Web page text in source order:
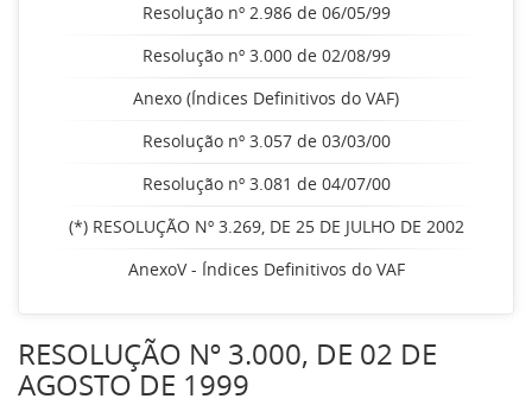
Resolução nº 2.986 de 06/05/99
Resolução nº 3.000 de 02/08/99
Anexo (Índices Definitivos do VAF)
Resolução nº 3.057 de 03/03/00
Resolução nº 3.081 de 04/07/00
(*) RESOLUÇÃO Nº 3.269, DE 25 DE JULHO DE 2002
AnexoV - Índices Definitivos do VAF
RESOLUÇÃO Nº 3.000, DE 02 DE
AGOSTO DE 1999